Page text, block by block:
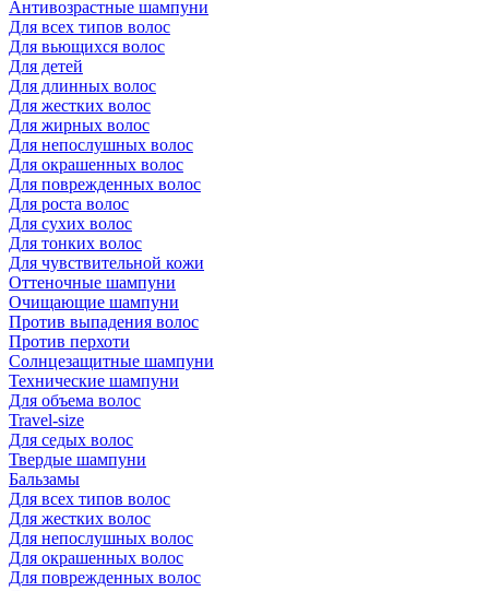
Антивозрастные шампуни
Для всех типов волос
Для вьющихся волос
Для детей
Для длинных волос
Для жестких волос
Для жирных волос
Для непослушных волос
Для окрашенных волос
Для поврежденных волос
Для роста волос
Для сухих волос
Для тонких волос
Для чувствительной кожи
Оттеночные шампуни
Очищающие шампуни
Против выпадения волос
Против перхоти
Солнцезащитные шампуни
Технические шампуни
Для объема волос
Travel-size
Для седых волос
Твердые шампуни
Бальзамы
Для всех типов волос
Для жестких волос
Для непослушных волос
Для окрашенных волос
Для поврежденных волос